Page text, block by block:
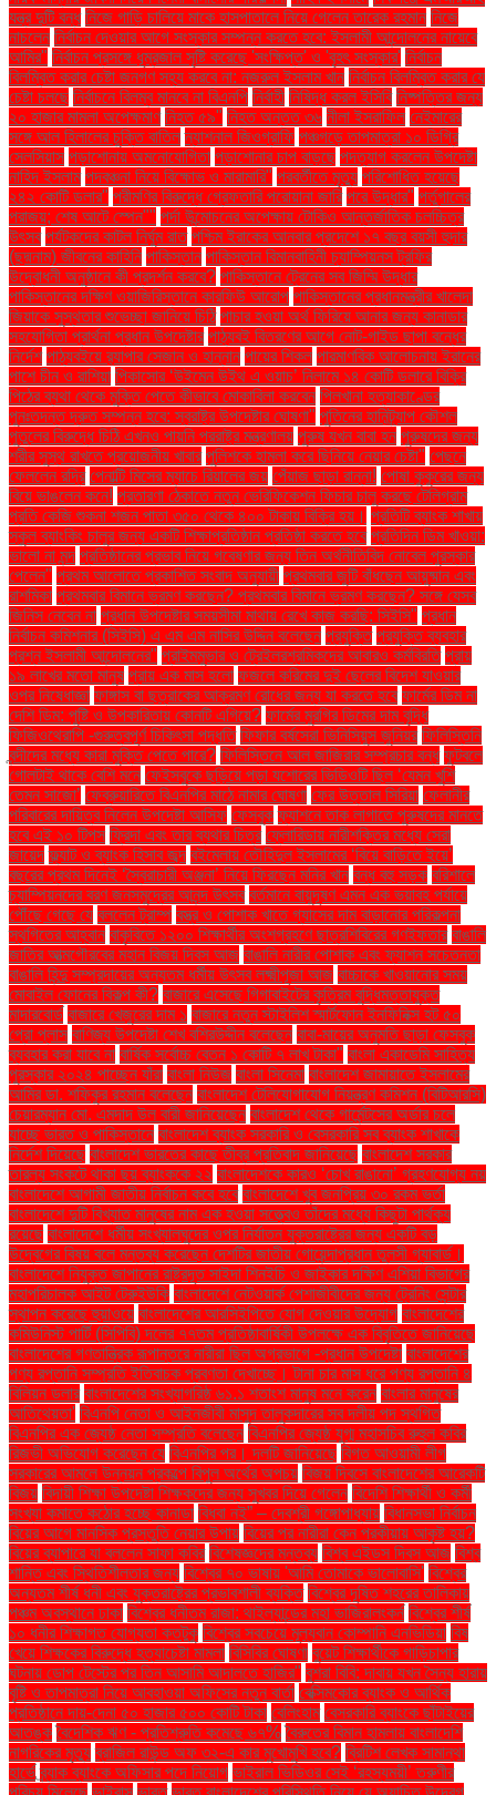
যন্ত্র দুটি বন্ধ নিজে গাড়ি চালিয়ে মাকে হাসপাতালে নিয়ে গেলেন তারেক রহমান নিজে
নাচলেন নির্বাচন দেওয়ার আগে সংস্কার সম্পন্ন করতে হবে: ইসলামী আন্দোলনের নায়েবে
আমির" নির্বাচন প্রসঙ্গে ধূম্রজাল সৃষ্টি করেছে 'সংক্ষিপ্ত' ও 'বৃহৎ সংস্কার' নির্বাচন
বিলম্বিত করার চেষ্টা জনগণ সহ্য করবে না: নজরুল ইসলাম খান নির্বাচন বিলম্বিত করার যে
চেষ্টা চলছে নির্বাচনে বিলম্ব মানবে না বিএনপি নির্বাহী নিষিদ্ধ করল ইসিবি নিষ্পত্তির জন্য
২০ হাজার মামলা অপেক্ষমাণ নিহত ৫৯" নিহত অন্তত ৩৬ নীলা ইসরাফিল নেইমারের
সঙ্গে আল হিলালের চুক্তি বাতিল ন্যাশনাল জিওগ্রাফি পঞ্চগড়ে তাপমাত্রা ১০ ডিগ্রি
সেলসিয়াস পড়াশোনায় অমনোযোগিতা পড়াশোনার চাপ বাড়ছে পদত্যাগ করলেন উপদেষ্টা
নাহিদ ইসলাম পদবঞ্চনা নিয়ে বিক্ষোভ ও মারামারি" পরবর্তীতে মৃত্যু পরিশোধিত হয়েছে
২৪২ কোটি ডলার" পরীমণির বিরুদ্ধে গ্রেফতারি পরোয়ানা জারি পরে উদ্ধার" পর্তুগালের
পরাজয়; শেষ আটে স্পেন"" পর্দা উন্মোচনের অপেক্ষায় টোকিও আন্তর্জাতিক চলচ্চিত্র
উৎসব পর্যটকদের কাটল নির্ঘুম রাত পশ্চিম ইরাকের আনবার প্রদেশে ১৭ বছর বয়সী হুদার
(ছদ্মনাম) জীবনের কাহিনি পাকিস্তান পাকিস্তান বিমানবাহিনী চ্যাম্পিয়নস ট্রফির
উদ্বোধনী অনুষ্ঠানে কী প্রদর্শন করবে? পাকিস্তানে ট্রেনের সব জিম্মি উদ্ধার
পাকিস্তানের দক্ষিণ ওয়াজিরিস্তানে কারফিউ আরোপ পাকিস্তানের প্রধানমন্ত্রীর খালেদা
জিয়াকে সুস্থতার শুভেচ্ছা জানিয়ে চিঠি পাচার হওয়া অর্থ ফিরিয়ে আনার জন্য কানাডার
সহযোগিতা প্রার্থনা প্রধান উপদেষ্টার পাঠ্যবই বিতরণের আগে নোট-গাইড ছাপা বন্ধের
নির্দেশ পাঠ্যবইয়ে র‍্যাপার সেজান ও হান্নান পায়ের শিকল পারমাণবিক আলোচনায় ইরানের
পাশে চীন ও রাশিয়া পিকাসোর ‘উইমেন উইথ এ ওয়াচ’ নিলামে ১৪ কোটি ডলারে বিক্রি
পিঠের ব্যথা থেকে মুক্তি পেতে কীভাবে মোকাবিলা করবেন পিলখানা হত্যাকাণ্ডের
পুনঃতদন্ত দ্রুত সম্পন্ন হবে: স্বরাষ্ট্র উপদেষ্টার ঘোষণা" পুতিনের হানিট্র্যাপ কৌশল
পুতুলের বিরুদ্ধে চিঠি এখনও পায়নি পররাষ্ট্র মন্ত্রণালয় পুরুষ যখন বাবা হন পুরুষদের জন্য
শরীর সুস্থ রাখতে প্রয়োজনীয় খাবার পুলিশকে হামলা করে ছিনিয়ে নেয়ার চেষ্টা" পেছনে
ফেললেন রদ্রি পেনাল্টি মিসের ম্যাচে রিয়ালের জয় পেঁয়াজ ছাড়া রান্না! পোষা কুকুরের জন্য
বিয়ে ভাঙলেন কনে! প্রতারণা ঠেকাতে নতুন ভেরিফিকেশন ফিচার চালু করছে টেলিগ্রাম
প্রতি কেজি শুকনা শজন পাতা ৩৫০ থেকে ৪০০ টাকায় বিক্রি হয়। প্রতিটি ব্যাংক শাখায়
স্কুল ব্যাংকিং চালুর জন্য একটি শিক্ষাপ্রতিষ্ঠান প্রতিষ্ঠা করতে হবে প্রতিদিন ডিম খাওয়া:
ভালো না মন্দ প্রতিষ্ঠানের প্রভাব নিয়ে গবেষণার জন্য তিন অর্থনীতিবিদ নোবেল পুরস্কার
পেলেন" প্রথম আলোতে প্রকাশিত সংবাদ অনুযায়ী প্রথমবার জুটি বাঁধছেন আয়ুষ্মান এবং
রাশমিকা প্রথমবার বিমানে ভ্রমণ করছেন? প্রথমবার বিমানে ভ্রমণ করছেন? সঙ্গে যেসব
জিনিস নেবেন না প্রধান উপদেষ্টার সময়সীমা মাথায় রেখে কাজ করছি: সিইসি" প্রধান
নির্বাচন কমিশনার (সিইসি) এ এম এম নাসির উদ্দিন বলেছেন প্রযুক্তি প্রযুক্তি ব্যবহার
প্রশ্ন ইসলামী আন্দোলনের" প্রাইমমুভার ও ট্রেইলরশ্রমিকদের আবারও কর্মবিরতি প্রায়
১৯ লাখের মতো মানুষ প্রায় এক মাস হলো ফজলে করিমের দুই ছেলের বিদেশ যাওয়ার
ওপর নিষেধাজ্ঞা ফাঙ্গাস বা ছত্রাকের আক্রমণ রোধের জন্য যা করতে হবে ফার্মের ডিম না
দেশি ডিম: পুষ্টি ও উপকারিতায় কোনটি এগিয়ে? ফার্মের মুরগির ডিমের দাম বৃদ্ধি
ফিজিওথেরাপি -গুরুত্বপূর্ণ চিকিৎসা পদ্ধতি ফিফার বর্ষসেরা ভিনিসিয়ুস জুনিয়র ফিলিস্তিনি
বন্দীদের মধ্যে কারা মুক্তি পেতে পারে? ফিলিস্তিনে আল জাজিরার সম্প্রচার বন্ধ ফুটবলে
গোলটাই থাকে বেশি মনে ফেইসবুকে ছড়িয়ে পড়া যশোরের ভিডিওটি ছিল ‘যেমন খুশি
তেমন সাজো’ ফেব্রুয়ারিতে বিএনপির মাঠে নামার ঘোষণা ফের উত্তাল সিরিয়া ফেলানীর
পরিবারের দায়িত্ব নিলেন উপদেষ্টা আসিফ ফেসবুক ফ্যাশনে তাক লাগাতে পুরুষদের মানতে
হবে এই ১০ টিপস ফ্রিদা এবং তার ব্যথার চিত্র ফ্লোরিডায় নারীশক্তির মধ্যে সেরা
জায়েদ ফ্ল্যাট ও ব্যাংক হিসাব জব্দ বইমেলায় তৌহিদুল ইসলামের ‘বিয়ে বাড়িতে ইয়ে’
বছরের প্রথম দিনেই ‘স্বৈরাচারী অঞ্জনা’ নিয়ে ফিরছেন মনির খান বন্ধ বহু সড়ক বরিশালে
চ্যাম্পিয়নদের বরণ জনসমুদ্রের আনন্দ উৎসব বর্তমানে বায়ুদূষণ এমন এক ভয়াবহ পর্যায়ে
পৌঁছে গেছে যে বললেন ট্রাম্প বস্ত্র ও পোশাক খাতে গ্যাসের দাম বাড়ানোর পরিকল্পনা
স্থগিতের আহ্বান বাকৃবিতে ১২০০ শিক্ষার্থীর অংশগ্রহণে ছাত্রশিবিরের গণইফতার বাঙালি
জাতির আত্মগৌরবের মহান বিজয় দিবস আজ বাঙালি নারীর পোশাক এবং ফ্যাশন সচেতনতা
বাঙালি হিন্দু সম্প্রদায়ের অন্যতম ধর্মীয় উৎসব লক্ষ্মীপূজা আজ বাচ্চাকে খাওয়ানোর সময়
মোবাইল ফোনের বিকল্প কী? বাজারে এসেছে গিগাবাইটের কৃত্রিম বুদ্ধিমত্তাযুক্ত
মাদারবোর্ড বাজারে খেজুরের দাম ১ বাজারে নতুন স্টাইলিশ স্মার্টফোন ইনফিনিক্স হট ৫০
প্রো প্লাস বাণিজ্য উপদেষ্টা শেখ বশিরউদ্দীন বলেছেন বাবা-মায়ের অনুমতি ছাড়া ফেসবুক
ব্যবহার করা যাবে না বার্ষিক সর্বোচ্চ বেতন ১ কোটি ৭ লাখ টাকা" বাংলা একাডেমি সাহিত্য
পুরস্কার ২০২৪ পাচ্ছেন যাঁরা বাংলা নিউজ বাংলা সিনেমা বাংলাদেশ জামায়াতে ইসলামের
আমির ডা. শফিকুর রহমান বলেছেন বাংলাদেশ টেলিযোগাযোগ নিয়ন্ত্রণ কমিশন (বিটিআরসি)
চেয়ারম্যান মো. এমদাদ উল বারী জানিয়েছেন বাংলাদেশ থেকে গার্মেন্টসের অর্ডার চলে
যাচ্ছে ভারত ও পাকিস্তানে বাংলাদেশ ব্যাংক সরকারি ও বেসরকারি সব ব্যাংক শাখাকে
নির্দেশ দিয়েছে বাংলাদেশ ভারতের কাছে তীব্র প্রতিবাদ জানিয়েছে বাংলাদেশ সরকার
তারল্য সংকটে থাকা ছয় ব্যাংককে ২২ বাংলাদেশকে কারও ‘চোখ রাঙানো’ গ্রহণযোগ্য নয়
বাংলাদেশে আগামী জাতীয় নির্বাচন কবে হবে বাংলাদেশে খুব জনপ্রিয় ৩০ রকম ভর্তা
বাংলাদেশে দুটি বিখ্যাত মানুষের নাম এক হওয়া সত্ত্বেও তাঁদের মধ্যে কিছুটা পার্থক্য
রয়েছে বাংলাদেশে ধর্মীয় সংখ্যালঘুদের ওপর নির্যাতন যুক্তরাষ্ট্রের জন্য একটি বড়
উদ্বেগের বিষয় বলে মন্তব্য করেছেন দেশটির জাতীয় গোয়েন্দাপ্রধান তুলসী গ্যাবার্ড।
বাংলাদেশে নিযুক্ত জাপানের রাষ্ট্রদূত সাইদা শিনইচি ও জাইকার দক্ষিণ এশিয়া বিভাগের
মহাপরিচালক আইট টেরুইউকি বাংলাদেশে নেটওয়ার্ক পেশাজীবীদের জন্য ট্রেনিং সেন্টার
স্থাপন করেছে হুয়াওয়ে বাংলাদেশের আরসিইপিতে যোগ দেওয়ার উদ্যোগ বাংলাদেশের
কমিউনিস্ট পার্টি (সিপিবি) দলের ৭৭তম প্রতিষ্ঠাবার্ষিকী উপলক্ষে এক বিবৃতিতে জানিয়েছে
বাংলাদেশের গণতান্ত্রিক রূপান্তরে নারীরা ছিল অগ্রভাগে -প্রধান উপদেষ্টা বাংলাদেশের
পণ্য রপ্তানি সম্প্রতি ইতিবাচক প্রবণতা দেখাচ্ছে। টানা চার মাস ধরে পণ্য রপ্তানি ৪
বিলিয়ন ডলার বাংলাদেশের সংখ্যাগরিষ্ঠ ৬১.১ শতাংশ মানুষ মনে করেন বাংলার মানুষের
আতিথেয়তা' বিএনপি নেতা ও আইনজীবী মাসুদ তালুকদারের সব দলীয় পদ স্থগিত
বিএনপির এক জ্যেষ্ঠ নেতা সম্প্রতি বলেছেন বিএনপির জ্যেষ্ঠ যুগ্ম মহাসচিব রুহুল কবির
রিজভী অভিযোগ করেছেন যে বিএনপির পর। দলটি জানিয়েছে বিগত আওয়ামী লীগ
সরকারের আমলে উন্নয়ন প্রকল্পে বিপুল অর্থের অপচয় বিজয় দিবসে বাংলাদেশের আরেকটি
বিজয় বিদায়ী শিক্ষা উপদেষ্টা শিক্ষকদের জন্য সুখবর দিয়ে গেলেন বিদেশি শিক্ষার্থী ও কর্মী
সংখ্যা কমাতে কঠোর হচ্ছে কানাডা বিধবা নই” – দেবশ্রী গঙ্গোপাধ্যায় বিধানসভা নির্বাচন
বিয়ের আগে মানসিক প্রস্তুতি নেয়ার উপায় বিয়ের পর নারীরা কেন পরকীয়ায় আকৃষ্ট হয়?
বিয়ের ব্যাপারে যা বললেন সাফা কবির বিশেষজ্ঞদের মন্তব্য বিশ্ব এইডস দিবস আজ বিশ্ব
শান্তি এবং স্থিতিশীলতার জন্য বিশ্বের ৭০ ভাষায় 'আমি তোমাকে ভালোবাসি' বিশ্বের
অন্যতম শীর্ষ ধনী এবং যুক্তরাষ্ট্রের প্রভাবশালী ব্যক্তি বিশ্বের দূষিত শহরের তালিকায়
পঞ্চম অবস্থানে ঢাকা বিশ্বের ধনীতম রাজা: থাইল্যান্ডের মহা ভাজিরালংকর্ন বিশ্বের শীর্ষ
১০ ধনীর শিক্ষাগত যোগ্যতা কতটুকু বিশ্বের সবচেয়ে মূল্যবান কোম্পানি এনভিডিয়া বিষ
খেয়ে শিক্ষকের বিরুদ্ধে হত্যাচেষ্টা মামলা বিসিবির ঘোষণা বুয়েট শিক্ষার্থীকে গাড়িচাপার
ঘটনায় ডোপ টেস্টের পর তিন আসামি আদালতে হাজির" বুশরা বিবি: দাবায় যখন সৈন্য হারায়
বৃষ্টি ও তাপমাত্রা নিয়ে আবহাওয়া অফিসের নতুন বার্তা বেক্সিমকোর ব্যাংক ও আর্থিক
প্রতিষ্ঠানে দায়-দেনা ৫০ হাজার ৫০০ কোটি টাকা বেলিংহাম বেসরকারি ব্যাংকে ছাঁটাইয়ের
আতঙ্ক বৈদেশিক ঋণ - প্রতিশ্রুতি কমেছে ৬৭% বৈরুতের বিমান হামলায় বাংলাদেশি
নাগরিকের মৃত্যু ব্রাজিল রাউন্ড অফ ৩২-এ কার মুখোমুখি হবে? ব্রিটিশ লেখক সামান্থা
হার্ভে ব্র্যাক ব্যাংকে অফিসার পদে নিয়োগ ভাইরাল ভিডিওর সেই ‘রহস্যময়ী’ তরুণীর